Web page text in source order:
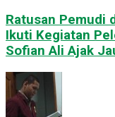
Ratusan Pemudi
Ikuti Kegiatan
Sofian Ali Ajak